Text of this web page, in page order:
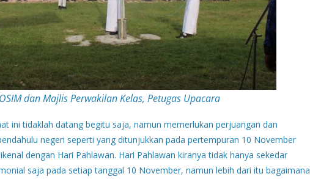
dan Majlis Perwakilan Kelas, Petugas Upacara
ini tidaklah datang begitu saja, namun memerlukan perjuangan dan
negeri seperti yang ditunjukkan pada pertempuran 10 November
dengan Hari Pahlawan. Hari Pahlawan kiranya tidak hanya sekedar
saja pada setiap tanggal 10 November, namun lebih dari itu bagaimana